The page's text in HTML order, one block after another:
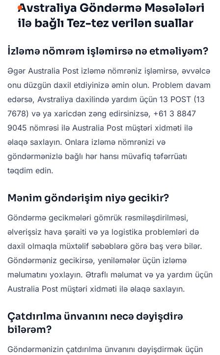
Avstraliya Göndərmə Məsələləri
ilə bağlı Tez-tez verilən suallar
İzləmə nömrəm işləmirsə nə etməliyəm?
Əgər Australia Post izləmə nömrəniz işləmirsə, əvvəlcə
onu düzgün daxil etdiyinizə əmin olun. Problem davam
edərsə, Avstraliya daxilində yardım üçün 13 POST (13
7678) və ya xaricdən zəng edirsinizsə, +61 3 8847
9045 nömrəsi ilə Australia Post müştəri xidməti ilə
əlaqə saxlayın. Onlara izləmə nömrənizi və
göndərmənizlə bağlı hər hansı müvafiq təfərrüatı
təqdim edin.
Mənim göndərişim niyə gecikir?
Göndərmə gecikmələri gömrük rəsmiləşdirilməsi,
əlverişsiz hava şəraiti və ya logistika problemləri də
daxil olmaqla müxtəlif səbəblərə görə baş verə bilər.
Göndərməniz gecikirsə, yeniləmələr üçün izləmə
məlumatını yoxlayın. Ətraflı məlumat və ya yardım üçün
Australia Post müştəri xidməti ilə əlaqə saxlayın.
Çatdırılma ünvanını necə dəyişdirə
bilərəm?
Göndərmənizin çatdırılma ünvanını dəyişdirmək üçün